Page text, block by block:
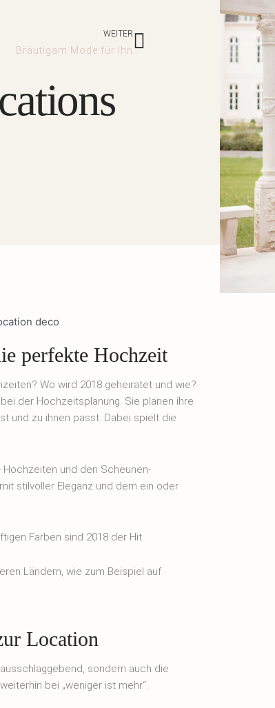
WEITER
Bräutigam Mode für Ihn
Nächster
perfekte Hochzeit
Wo wird 2018 geheiratet und wie?
der Hochzeitsplanung. Sie planen ihre
und zu ihnen passt. Dabei spielt die
und den Scheunen-
stilvoller Eleganz und dem ein oder
Farben sind 2018 der Hit.
Ländern, wie zum Beispiel auf
Location
sondern auch die
bei „weniger ist mehr“.